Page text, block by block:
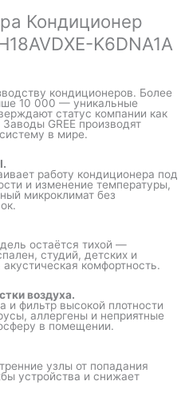
Кондиционер
K6DNA1A
кондиционеров. Более
10 000 — уникальные
статус компании как
GREE производят
в мире.
работу кондиционера под
и изменение температуры,
микроклимат без
остаётся тихой —
студий, детских и
комфортность.
воздуха.
и фильтр высокой плотности
аллергены и неприятные
в помещении.
узлы от попадания
устройства и снижает